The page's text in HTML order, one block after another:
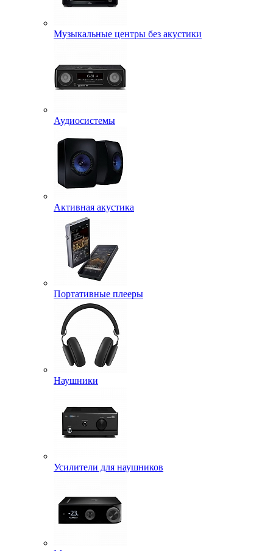
Музыкальные центры без акустики
Аудиосистемы
Активная акустика
Портативные плееры
Наушники
Усилители для наушников